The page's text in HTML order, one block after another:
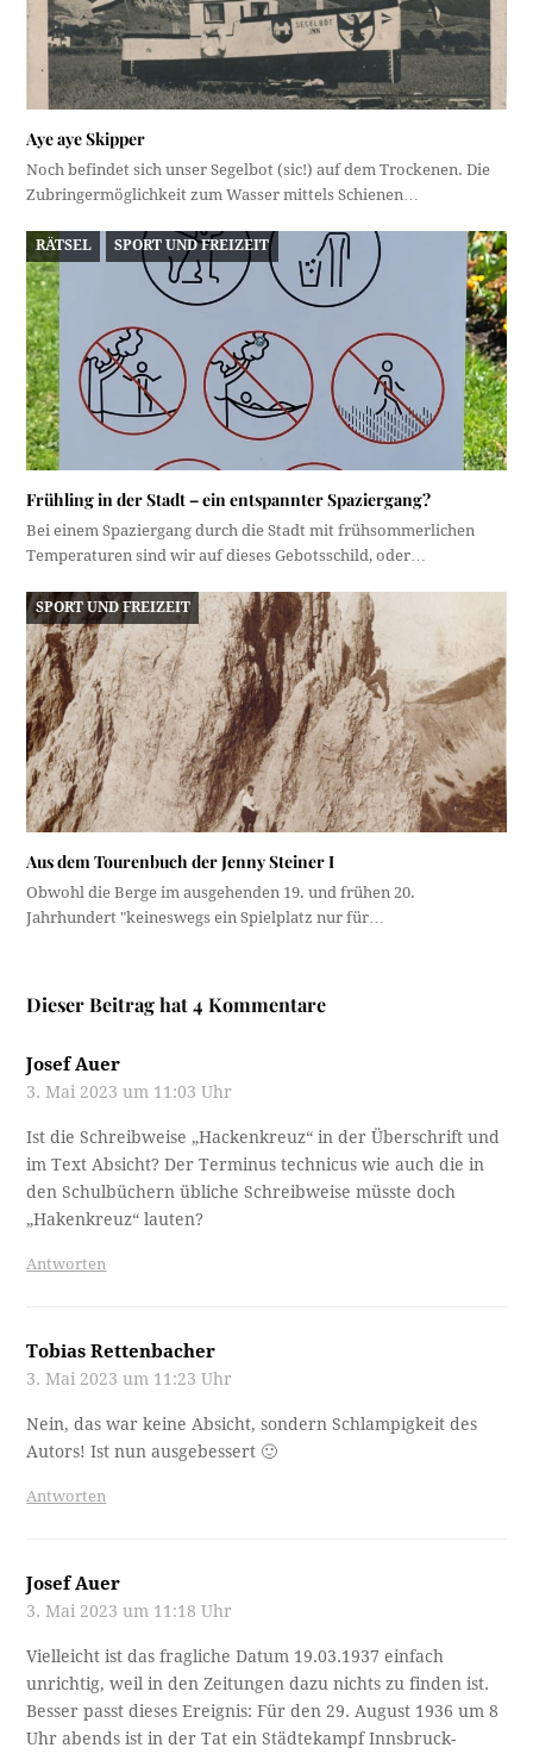
Aye aye Skipper
Noch befindet sich unser Segelbot (sic!) auf dem Trockenen. Die
Zubringermöglichkeit zum Wasser mittels Schienen…
RÄTSEL SPORT UND FREIZEIT
Frühling in der Stadt – ein entspannter Spaziergang?
Bei einem Spaziergang durch die Stadt mit frühsommerlichen
Temperaturen sind wir auf dieses Gebotsschild, oder…
SPORT UND FREIZEIT
Aus dem Tourenbuch der Jenny Steiner I
Obwohl die Berge im ausgehenden 19. und frühen 20.
Jahrhundert "keineswegs ein Spielplatz nur für…
Dieser Beitrag hat 4 Kommentare
Josef Auer
3. Mai 2023 um 11:03 Uhr
Ist die Schreibweise „Hackenkreuz“ in der Überschrift und
im Text Absicht? Der Terminus technicus wie auch die in
den Schulbüchern übliche Schreibweise müsste doch
„Hakenkreuz“ lauten?
Antworten
Tobias Rettenbacher
3. Mai 2023 um 11:23 Uhr
Nein, das war keine Absicht, sondern Schlampigkeit des
Autors! Ist nun ausgebessert 🙂
Antworten
Josef Auer
3. Mai 2023 um 11:18 Uhr
Vielleicht ist das fragliche Datum 19.03.1937 einfach
unrichtig, weil in den Zeitungen dazu nichts zu finden ist.
Besser passt dieses Ereignis: Für den 29. August 1936 um 8
Uhr abends ist in der Tat ein Städtekampf Innsbruck-